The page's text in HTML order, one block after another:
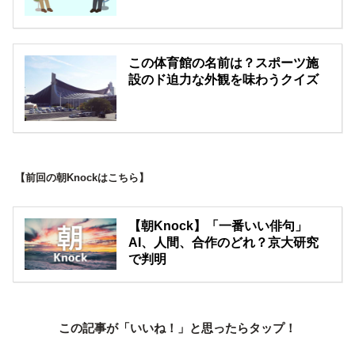
この体育館の名前は？スポーツ施
設のド迫力な外観を味わうクイズ
【前回の朝Knockはこちら】
【朝Knock】「一番いい俳句」
AI、人間、合作のどれ？京大研究
で判明
この記事が「いいね！」と思ったらタップ！